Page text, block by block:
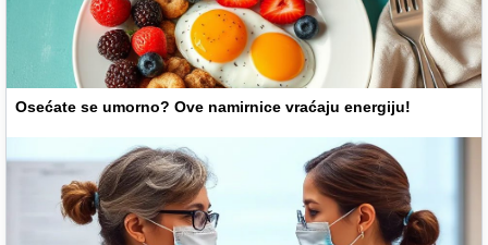
Osećate se umorno? Ove namirnice vraćaju energiju!